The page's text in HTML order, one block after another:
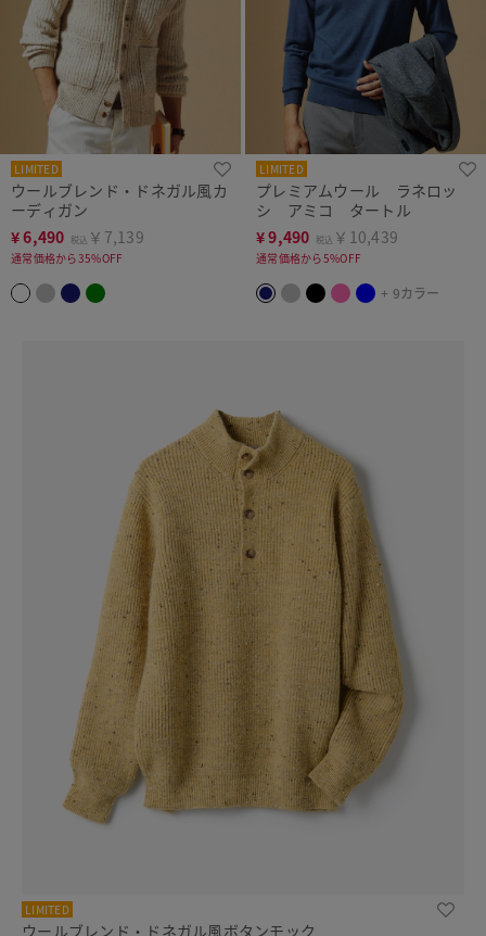
LIMITED
ウールブレンド・ドネガル風カ
ーディガン
¥6,490 税込 ￥7,139
通常価格から35%OFF
LIMITED
プレミアムウール ラネロッ
シ アミコ タートル
¥9,490 税込 ￥10,439
通常価格から5%OFF
+ 9カラー
LIMITED
ウールブレンド・ドネガル風ボタンモック